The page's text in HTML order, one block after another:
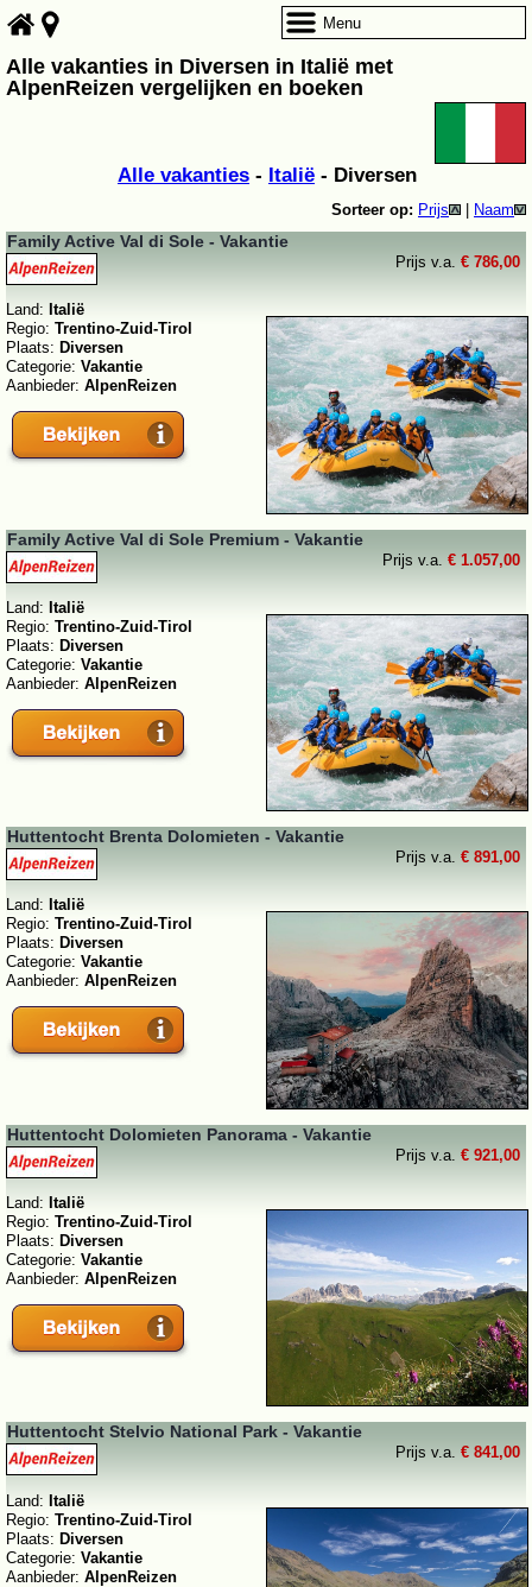
Alle vakanties in Diversen in Italië met
AlpenReizen vergelijken en boeken
Alle vakanties - Italië - Diversen
Sorteer op: Prijs Naam
Family Active Val di Sole - Vakantie
Prijs v.a. € 786,00
Land: Italië
Regio: Trentino-Zuid-Tirol
Plaats: Diversen
Categorie: Vakantie
Aanbieder: AlpenReizen
Family Active Val di Sole Premium - Vakantie
Prijs v.a. € 1.057,00
Land: Italië
Regio: Trentino-Zuid-Tirol
Plaats: Diversen
Categorie: Vakantie
Aanbieder: AlpenReizen
Huttentocht Brenta Dolomieten - Vakantie
Prijs v.a. € 891,00
Land: Italië
Regio: Trentino-Zuid-Tirol
Plaats: Diversen
Categorie: Vakantie
Aanbieder: AlpenReizen
Huttentocht Dolomieten Panorama - Vakantie
Prijs v.a. € 921,00
Land: Italië
Regio: Trentino-Zuid-Tirol
Plaats: Diversen
Categorie: Vakantie
Aanbieder: AlpenReizen
Huttentocht Stelvio National Park - Vakantie
Prijs v.a. € 841,00
Land: Italië
Regio: Trentino-Zuid-Tirol
Plaats: Diversen
Categorie: Vakantie
Aanbieder: AlpenReizen
Menu